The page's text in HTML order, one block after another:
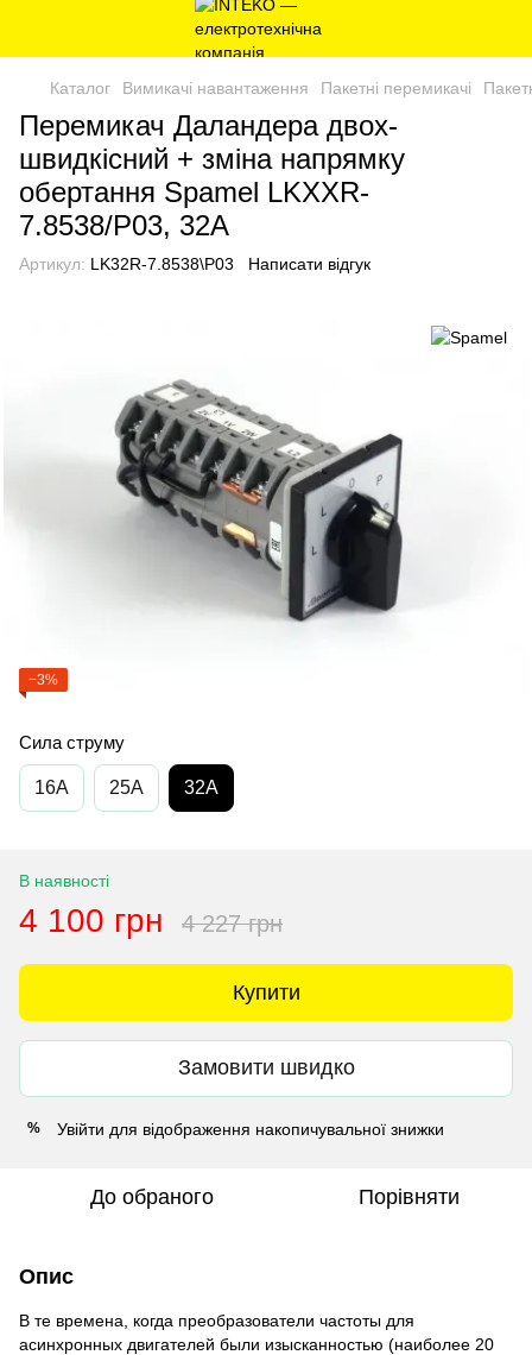
Каталог Вимикачі навантаження Пакетні перемикачі
Перемикач Даландера двох-
швидкісний + зміна напрямку
обертання Spamel LKXXR-
7.8538/P03, 32A
Артикул: LK32R-7.8538\P03 Написати відгук
−3%
Сила струму
16A 25A 32A
В наявності
4 100 грн 4 227 грн
Купити
Замовити швидко
% Увійти для відображення накопичувальної знижки
До обраного Порівняти
Опис
В те времена, когда преобразователи частоты для
асинхронных двигателей были изысканностью (наиболее 20